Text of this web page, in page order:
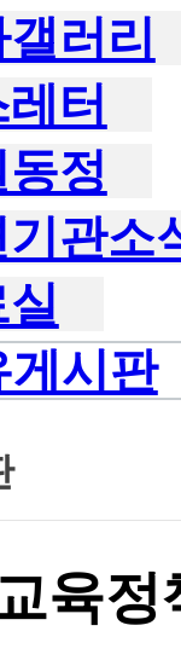
러리
터
정
관소
게시판
교육